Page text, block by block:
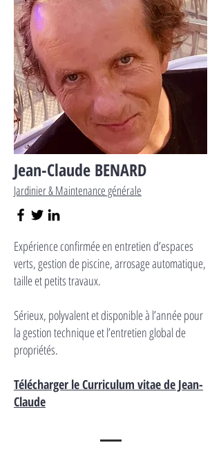
Jean-Claude BENARD
Jardinier & Maintenance générale
Expérience confirmée en entretien d’espaces
verts, gestion de piscine, arrosage automatique,
taille et petits travaux.
Sérieux, polyvalent et disponible à l’année pour
la gestion technique et l’entretien global de
propriétés.
Télécharger le Curriculum vitae de Jean-
Claude